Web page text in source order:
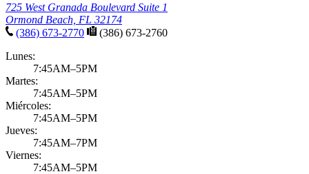
725 West Granada Boulevard Suite 1
Ormond Beach, FL 32174
(386) 673-2770
(386) 673-2760
Lunes:
7:45AM–5PM
Martes:
7:45AM–5PM
Miércoles:
7:45AM–5PM
Jueves:
7:45AM–7PM
Viernes:
7:45AM–5PM